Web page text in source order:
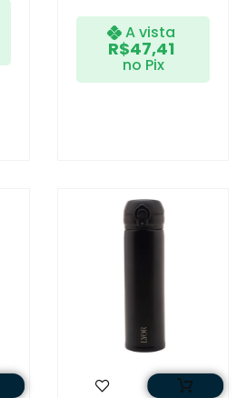
A vista
R$47,41
no Pix